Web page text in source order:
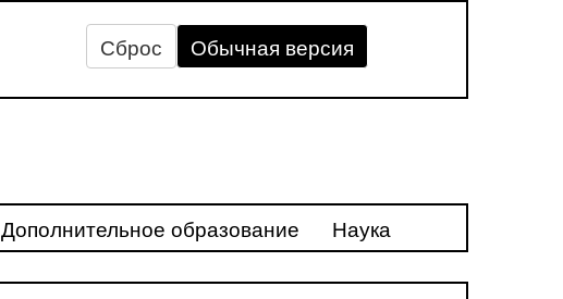
Сброс Обычная версия
Дополнительное образование Наука